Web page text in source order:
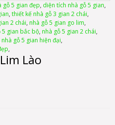
gỗ 5 gian đẹp, diện tích nhà gỗ 5 gian,
, thiết kế nhà gỗ 3 gian 2 chái,
2 chái, nhà gỗ 5 gian go lim,
5 gian bắc bộ, nhà gỗ 5 gian 2 chái,
nhà gỗ 5 gian hiện đại,
,
Lào